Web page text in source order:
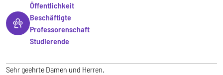
Öffentlichkeit
Beschäftigte
Professorenschaft
Studierende
Sehr geehrte Damen und Herren,